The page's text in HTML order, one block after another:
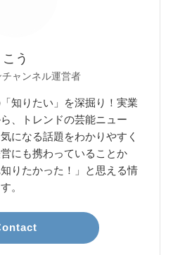
こう
ャンネル運営者
知りたい」を深掘り！実業
、トレンドの芸能ニュー
になる話題をわかりやすく
にも携わっていることか
りたかった！」と思える情
。